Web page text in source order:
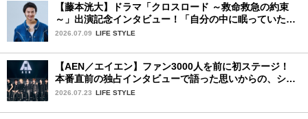
【藤本洸大】ドラマ「クロスロード ～救命救急の約束
～」出演記念インタビュー！「自分の中に眠っていた熱
を思い出させてもらった作品です」
2026.07.09 LIFE STYLE
【AEN／エイエン】ファン3000人を前に初ステージ！
本番直前の独占インタビューで語った思いからの、ショ
ーケース完全レポート！
2026.07.23 LIFE STYLE